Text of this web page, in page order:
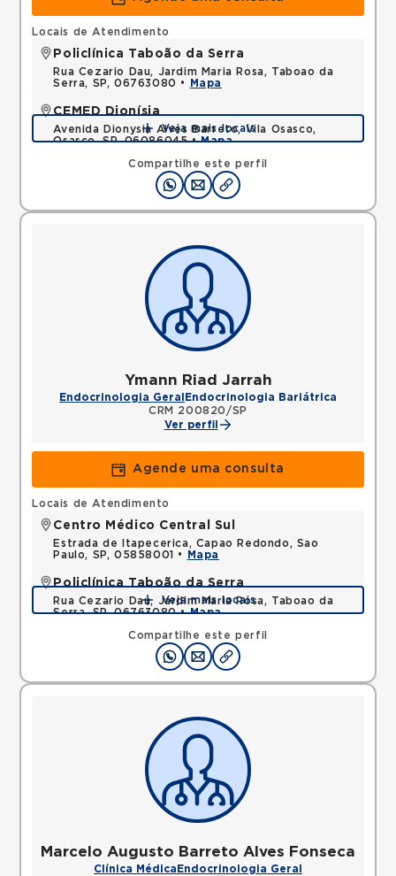
Compartilhe este perfil
Locais de Atendimento
Policlínica Taboão da Serra
Rua Cezario Dau, Jardim Maria Rosa, Taboao da
Serra, SP, 06763080 •
Mapa
CEMED Dionísia
Avenida Dionysia Alves Barreto, Vila Osasco,
Osasco, SP, 06086045 •Mapa
Veja mais locais
Ymann Riad Jarrah
Endocrinologia Geral Endocrinologia Bariátrica
CRM 200820/SP
Ver perfil
Agende uma consulta
Compartilhe este perfil
Locais de Atendimento
Centro Médico Central Sul
Estrada de Itapecerica, Capao Redondo, Sao
Paulo, SP, 05858001 •
Mapa
Policlínica Taboão da Serra
Rua Cezario Dau, Jardim Maria Rosa, Taboao da
Serra, SP, 06763080 •Mapa
Veja mais locais
Marcelo Augusto Barreto Alves Fonseca
Clínica Médica Endocrinologia Geral